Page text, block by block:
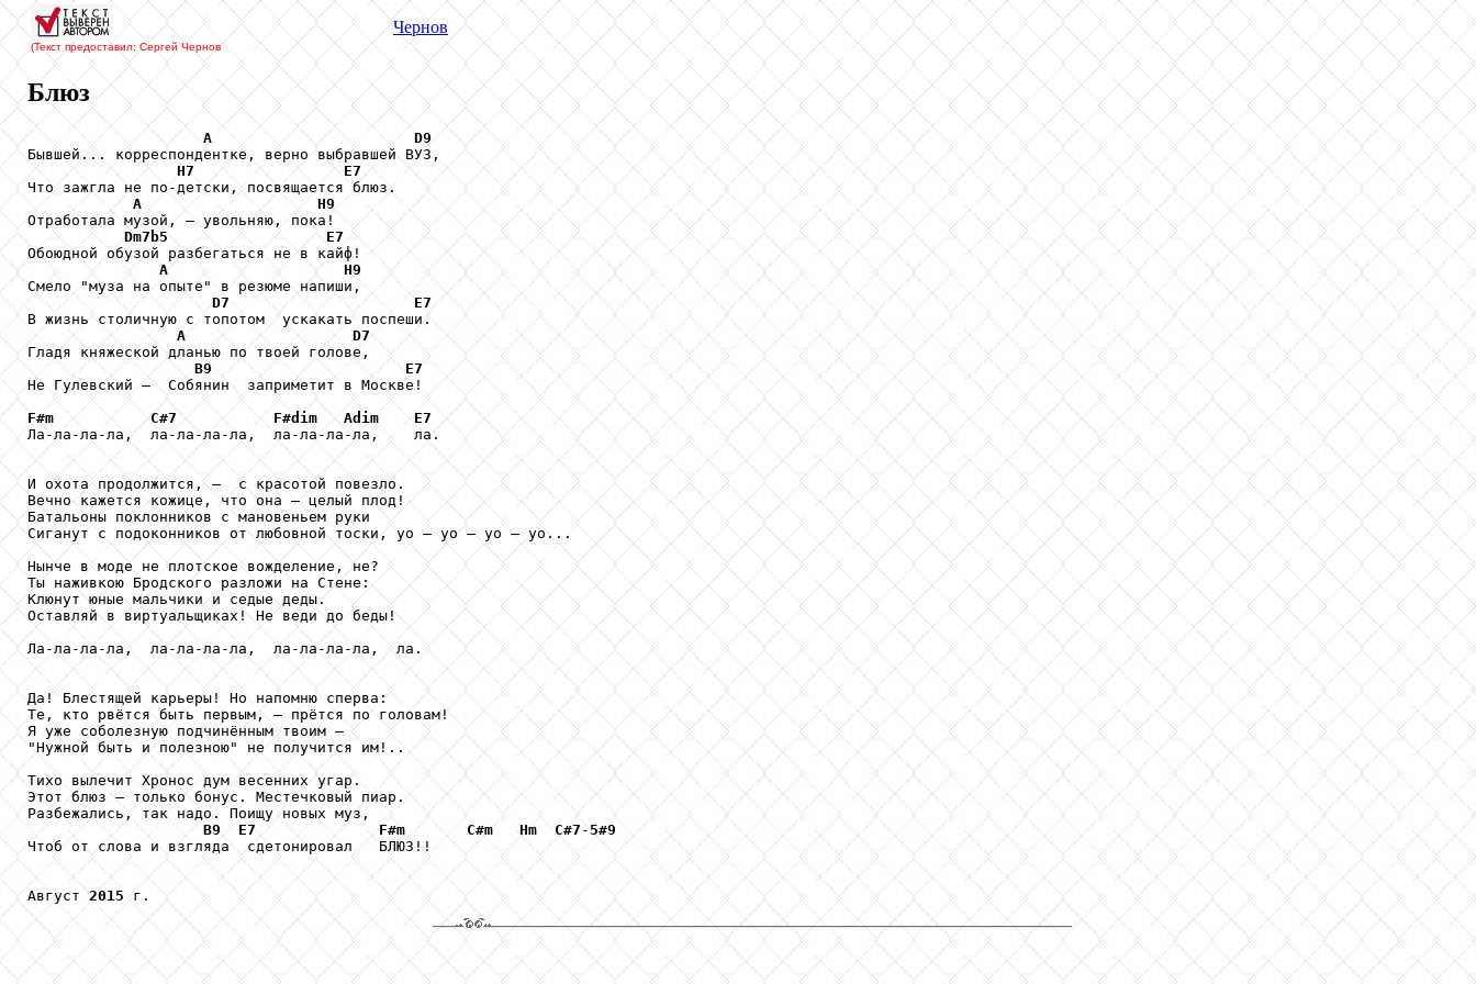
(Текст предоставил: Сергей Чернов
Чернов
Блюз
A
D9
Бывшей... корреспондентке, верно выбравшей ВУЗ,
H7
E7
Что зажгла не по-детски, посвящается блюз.
A
H9
Отработала музой, – увольняю, пока!
Dm7b5
E7
Обоюдной обузой разбегаться не в кайф!
A
H9
Смело "муза на опыте" в резюме напиши,
D7
E7
В жизнь столичную с топотом  ускакать поспеши.
A
D7
Гладя княжеской дланью по твоей голове,
B9
E7
Не Гулевский –  Собянин  заприметит в Москве!
F#m
C#7 F#dim Adim
E7
Ла-ла-ла-ла,  ла-ла-ла-ла,  ла-ла-ла-ла,    ла.
И охота продолжится, –  с красотой повезло.
Вечно кажется кожице, что она – целый плод!
Батальоны поклонников с мановеньем руки
Сиганут с подоконников от любовной тоски, уо – уо – уо – уо...
Нынче в моде не плотское вожделение, не?
Ты наживкою Бродского разложи на Стене:
Клюнут юные мальчики и седые деды.
Оставляй в виртуальщиках! Не веди до беды!
Ла-ла-ла-ла,  ла-ла-ла-ла,  ла-ла-ла-ла,  ла.
Да! Блестящей карьеры! Но напомню сперва:
Те, кто рвётся быть первым, – прётся по головам!
Я уже соболезную подчинённым твоим –
"Нужной быть и полезною" не получится им!..
Тихо вылечит Хронос дум весенних угар.
Этот блюз – только бонус. Местечковый пиар.
Разбежались, так надо. Поищу новых муз,
B9
E7 F#m C#m Hm C#7 - 5#9
Чтоб от слова и взгляда  сдетонировал   БЛЮЗ!!
Август 2015 г.